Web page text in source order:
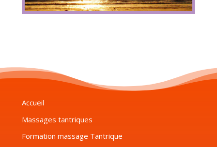
Accueil
Massages tantriques
Formation massage Tantrique